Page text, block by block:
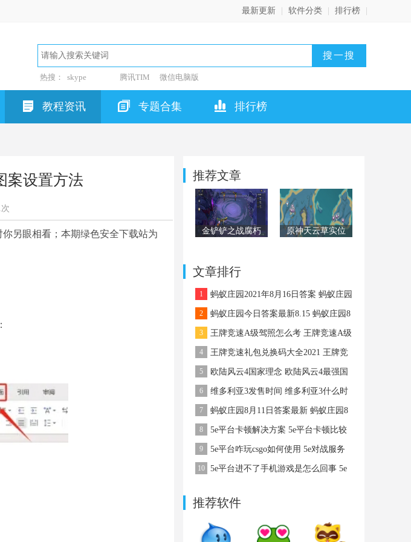
最新更新 软件分类 排行榜
热搜： skype 腾讯TIM 微信电脑版
教程资讯 专题合集 排行榜
案设置方法
次
另眼相看；本期绿色安全下载站为
推荐文章
金铲铲之战腐朽
二关阵容通关攻
略
原神天云草实位
文章排行
1 蚂蚁庄园2021年8月16日答案 蚂蚁庄园
8月16日答案最新
2 蚂蚁庄园今日答案最新8.15 蚂蚁庄园8
月15日答案最新
3 王牌竞速A级驾照怎么考 王牌竞速A级
驾照怎么考
4 王牌竞速礼包兑换码大全2021 王牌竞
速礼包码
5 欧陆风云4国家理念 欧陆风云4最强国
家理念
6 维多利亚3发售时间 维多利亚3什么时
候出
7 蚂蚁庄园8月11日答案最新 蚂蚁庄园8
月11日答案最新
8 5e平台卡顿解决方案 5e平台卡顿比较
严重该怎么办
9 5e平台咋玩csgo如何使用 5e对战服务
平台咋玩csgo
10 5e平台进不了手机游戏是怎么回事 5e
推荐软件